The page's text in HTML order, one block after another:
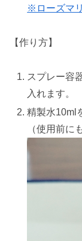
※ローズマ
【作り方】
スプレー容
入れます。
精製水10ml
（使用前に